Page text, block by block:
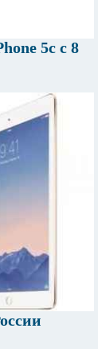
5c с 8